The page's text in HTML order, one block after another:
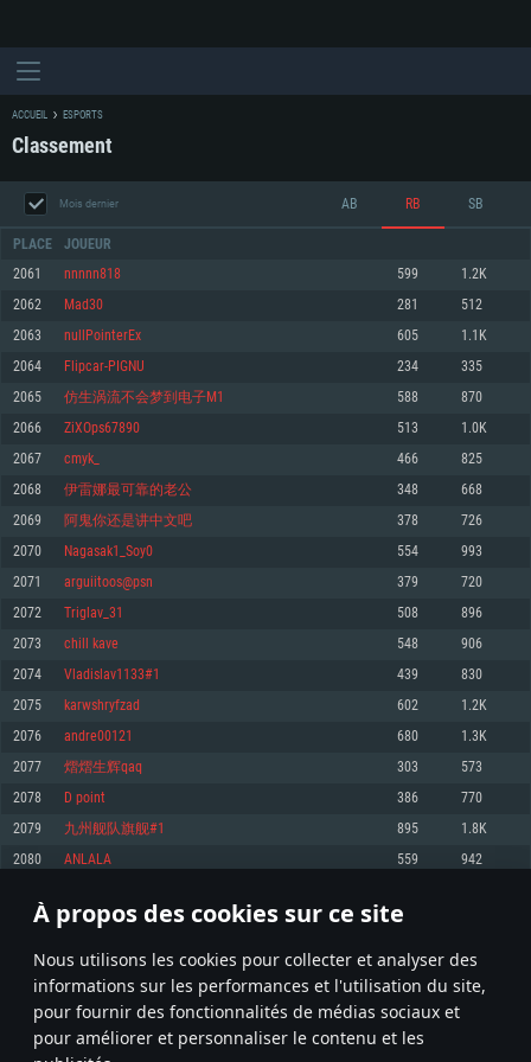
À propos des cookies sur ce site
Nous utilisons les cookies pour collecter et analyser des
informations sur les performances et l'utilisation du site,
pour fournir des fonctionnalités de médias sociaux et
pour améliorer et personnaliser le contenu et les
CONFIGURATION SYSTÈME REQUISE
Minimum
OS: Windows 10 (64 bit)
Processeur: Dual-Core 2.2 GHz
Mémoire: 4 GB
Carte graphique supportant DirectX 11: AMD Radeon 77XX / NVIDIA
GeForce GTX 660. La résolution minimale supportée par le jeu est de 720p
Connection: Connexion Internet à haut débit
Disque dur: 23.1 Go (client minimal)
Recommandée
1060 et plus, Radeon RX 570 et plus.
Disque dur: 75.9 Go (client complet)
Minimum
OS: Mac OS Big Sur 11.0 ou plus récent
Processeur: Core i5, minimum 2.2GHz (Les processeurs Intel Xeon ne sont
pas supportés)
Mémoire: 6 GB
Carte graphique: Intel Iris Pro 5200 (Mac), ou analogue AMD/Nvidia. La
résolution minimale supportée par le jeu est de 720p.
Connection: Connexion Internet à haut débit
Disque dur: 62,2 Go (client minimal)
Recommandée
OS: Mac OS Big Sur 11.0 ou plus récent
Processeur: Core i7 (Les processeurs Intel Xeon ne sont pas supportés)
Mémoire: 8 GB
Carte graphique: Radeon Vega II ou plus avec support de Metal
Disque dur: 62,2 Go (client complet)
Minimum
OS: Les configurations Linux 64 bits les plus modernes
Processeur: Dual-Core 2.4 GHz
Mémoire: 4 GB
Carte graphique: NVIDIA 660 avec les derniers drivers (moins de 6 mois) /
de même pour AMD (La résolution minimale supportée par le jeu est de
720p)
Connection: Connexion Internet à haut débit
Disque dur: 62,2 Go (client minimal)
Recommandée
OS: Ubuntu 20.04 64bit
Processeur: Intel Core i7
Mémoire: 8 GB
Carte graphique: NVIDIA 1060 avec les derniers drivers (moins de 6 mois) /
6 mois et supportant Vulkan
Connection: Connexion Internet à haut débit
Disque dur: 60,2 Go (client complet)
ACCUEIL ESPORTS
Classement
Mois dernier AB RB SB
PLACE JOUEUR
2061 nnnnn818 599 1.2K
2062 Mad30 281 512
2063 nullPointerEx 605 1.1K
2064 Flipcar-PIGNU 234 335
2065 仿生涡流不会梦到电子M1 588 870
2066 ZiXOps67890 513 1.0K
2067 cmyk_ 466 825
2068 伊雷娜最可靠的老公 348 668
2069 阿鬼你还是讲中文吧 378 726
2070 Nagasak1_Soy0 554 993
2071 arguiitoos@psn 379 720
2072 Triglav_31 508 896
2073 chill kave 548 906
2074 Vladislav1133#1 439 830
2075 karwshryfzad 602 1.2K
2076 andre00121 680 1.3K
2077 熠熠生辉qaq 303 573
2078 D point 386 770
2079 九州舰队旗舰#1 895 1.8K
2080 ANLALA 559 942
* Classement mis à jour quotidiennement
103 104 105 204